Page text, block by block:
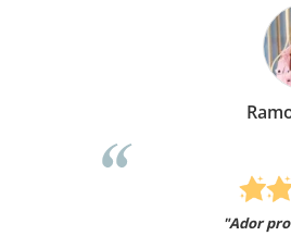
"Ador produsele Casimi!